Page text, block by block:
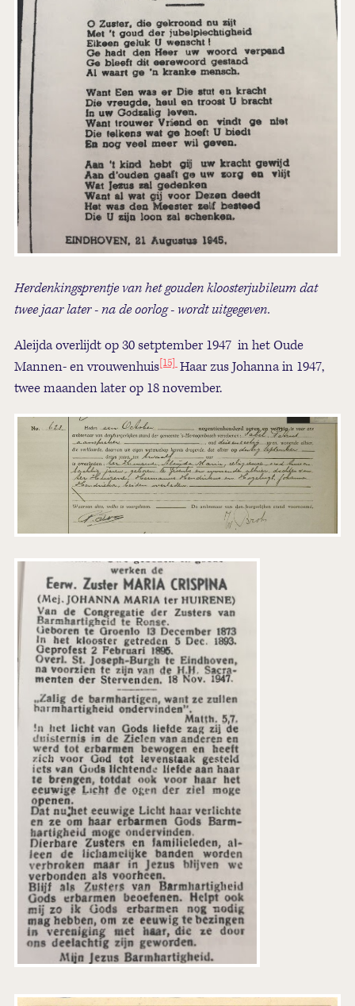
Herdenkingsprentje van het gouden kloosterjubileum dat
twee jaar later - na de oorlog - wordt uitgegeven.
Aleijda overlijdt op 30 setptember 1947 in het Oude
Mannen- en vrouwenhuis[15] Haar zus Johanna in 1947,
twee maanden later op 18 november.